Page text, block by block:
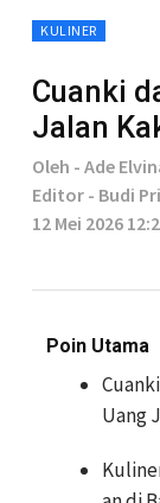
KULINER
Cuanki
Jalan
Oleh - Ade
Editor - Budi
12 Mei 2026
Poin Utama
Uang